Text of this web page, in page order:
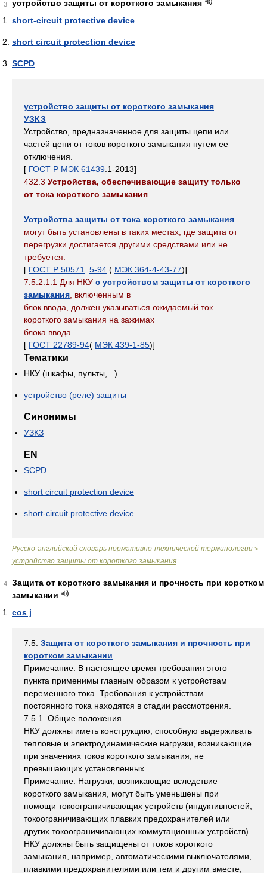
3
устройство защиты от короткого замыкания
short-circuit protective device
short circuit protection device
SCPD
устройство защиты от короткого замыкания
УЗКЗ
Устройство, предназначенное для защиты цепи или
частей цепи от токов короткого замыкания путем ее
отключения.
[ ГОСТ Р МЭК 61439 .1-2013]
432.3 Устройства, обеспечивающие защиту только
от тока короткого замыкания
Устройства защиты от тока короткого замыкания
могут быть установлены в таких местах, где защита от
перегрузки достигается другими средствами или не
требуется.
[ ГОСТ Р 50571 5-94 ( МЭК 364-4-43-77)]
7.5.2.1.1 Для НКУ с устройством защиты от короткого
замыкания , включенным в
блок ввода, должен указываться ожидаемый ток
короткого замыкания на зажимах
блока ввода.
[ ГОСТ 22789-94( МЭК 439-1-85)]
Тематики
НКУ (шкафы, пульты,...)
устройство (реле) защиты
Синонимы
УЗКЗ
EN
SCPD
short circuit protection device
short-circuit protective device
Русско-английский словарь нормативно-технической терминологии >
устройство защиты от короткого замыкания
4
Защита от короткого замыкания и прочность при коротком
замыкании
cos j
7.5. Защита от короткого замыкания и прочность при
коротком замыкании
Примечание. В настоящее время требования этого
пункта применимы главным образом к устройствам
переменного тока. Требования к устройствам
постоянного тока находятся в стадии рассмотрения.
7.5.1. Общие положения
НКУ должны иметь конструкцию, способную выдерживать
тепловые и электродинамические нагрузки, возникающие
при значениях токов короткого замыкания, не
превышающих установленных.
Примечание. Нагрузки, возникающие вследствие
короткого замыкания, могут быть уменьшены при
помощи токоограничивающих устройств (индуктивностей,
токоограничивающих плавких предохранителей или
других токоограничивающих коммутационных устройств).
НКУ должны быть защищены от токов короткого
замыкания, например, автоматическими выключателями,
плавкими предохранителями или тем и другим вместе,